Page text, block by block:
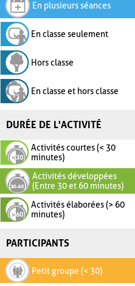
En plusieurs séances
En classe seulement
Hors classe
En classe et hors classe
DURÉE DE L'ACTIVITÉ
Activités courtes (< 30
minutes)
Activités développées
(Entre 30 et 60 minutes)
Activités élaborées (> 60
minutes)
PARTICIPANTS
Petit groupe (< 30)